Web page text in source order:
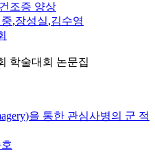
조증 양상
,장성실,김수영
학술대회 논문집
을 통한 관심사병의 군 적